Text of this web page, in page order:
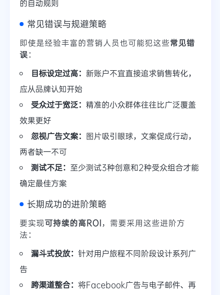
的自动规则
常见错误与规避策略
即使是经验丰富的营销人员也可能犯这些常见错
误：
目标设定过高： 新账户不宜直接追求销售转化，
应从品牌认知开始
受众过于宽泛： 精准的小众群体往往比广泛覆盖
效果更好
忽视广告文案： 图片吸引眼球，文案促成行动，
两者缺一不可
测试不足： 至少测试3种创意和2种受众组合才能
确定最佳方案
长期成功的进阶策略
要实现可持续的高ROI，需要采用这些进阶方
法：
漏斗式投放： 针对用户旅程不同阶段设计系列广
告
跨渠道整合： 将Facebook广告与电子邮件、再